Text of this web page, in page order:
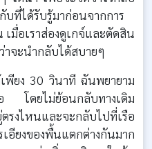
ที่ได้รับรู้มาก่อนจากการ
มื่อเราส่องดูเกจ์และตัดสิน
จะนำกลับได้สบายๆ
พียง 30 วินาที ฉันพยายาม
โดยไม่ย้อนกลับทางเดิม
งไหนและจะกลับไปที่เรือ
ยงของพื้นแตกต่างกันมาก